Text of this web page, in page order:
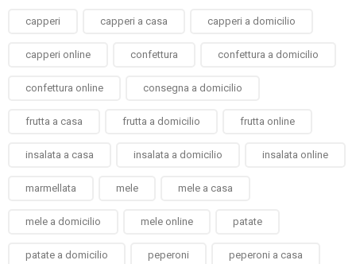
capperi capperi a casa capperi a domicilio
capperi online confettura confettura a domicilio
confettura online consegna a domicilio
frutta a casa frutta a domicilio frutta online
insalata a casa insalata a domicilio insalata online
marmellata mele mele a casa
mele a domicilio mele online patate
patate a domicilio peperoni peperoni a casa